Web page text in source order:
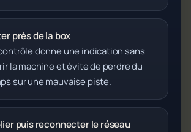
près de la box
donne une indication sans
la machine et évite de perdre du
sur une mauvaise piste.
puis reconnecter le réseau